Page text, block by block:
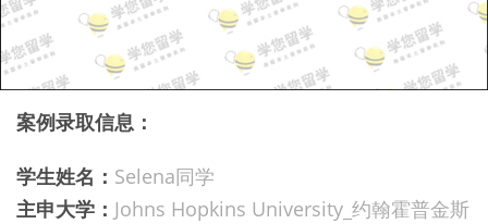
案例录取信息：
学生姓名： Selena同学
主申大学： Johns Hopkins University_约翰霍普金斯